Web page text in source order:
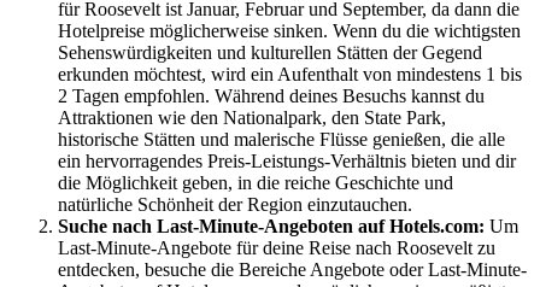
für Roosevelt ist Januar, Februar und September, da dann die
Hotelpreise möglicherweise sinken. Wenn du die wichtigsten
Sehenswürdigkeiten und kulturellen Stätten der Gegend
erkunden möchtest, wird ein Aufenthalt von mindestens 1 bis
2 Tagen empfohlen. Während deines Besuchs kannst du
Attraktionen wie den Nationalpark, den State Park,
historische Stätten und malerische Flüsse genießen, die alle
ein hervorragendes Preis-Leistungs-Verhältnis bieten und dir
die Möglichkeit geben, in die reiche Geschichte und
natürliche Schönheit der Region einzutauchen.
Suche nach Last-Minute-Angeboten auf Hotels.com: Um
Last-Minute-Angebote für deine Reise nach Roosevelt zu
entdecken, besuche die Bereiche Angebote oder Last-Minute-